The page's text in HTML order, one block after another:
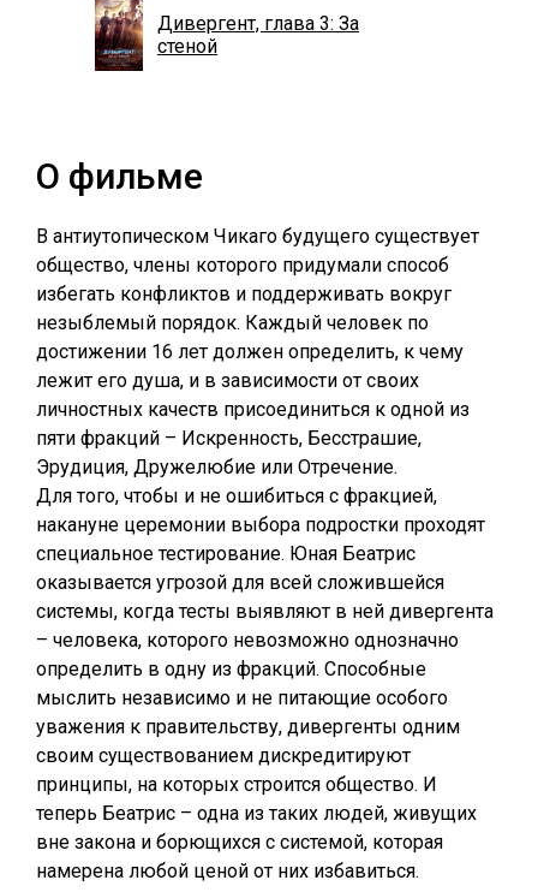
Дивергент, глава 3: За
стеной
О фильме
В антиутопическом Чикаго будущего существует
общество, члены которого придумали способ
избегать конфликтов и поддерживать вокруг
незыблемый порядок. Каждый человек по
достижении 16 лет должен определить, к чему
лежит его душа, и в зависимости от своих
личностных качеств присоединиться к одной из
пяти фракций – Искренность, Бесстрашие,
Эрудиция, Дружелюбие или Отречение.
Для того, чтобы и не ошибиться с фракцией,
накануне церемонии выбора подростки проходят
специальное тестирование. Юная Беатрис
оказывается угрозой для всей сложившейся
системы, когда тесты выявляют в ней дивергента
– человека, которого невозможно однозначно
определить в одну из фракций. Способные
мыслить независимо и не питающие особого
уважения к правительству, дивергенты одним
своим существованием дискредитируют
принципы, на которых строится общество. И
теперь Беатрис – одна из таких людей, живущих
вне закона и борющихся с системой, которая
намерена любой ценой от них избавиться.